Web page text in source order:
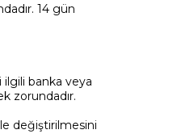
14 gün
ilgili banka veya
zorundadır.
değiştirilmesini